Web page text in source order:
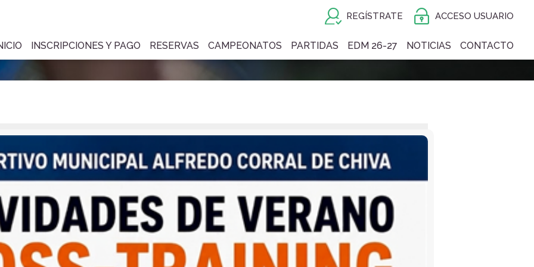
REGÍSTRATE ACCESO USUARIO
INSCRIPCIONES Y PAGO RESERVAS CAMPEONATOS PARTIDAS EDM 26-27 NOTICIAS CONTACTO